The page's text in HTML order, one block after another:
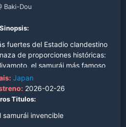
Baki-Dou
Sinopsis:
fuertes del Estadio clandestino
de proporciones históricas:
el samurái más famoso
Japón..
Japan
2026-02-26
Titulos:
samurái invencible